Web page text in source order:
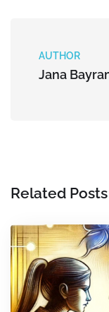
AUTHOR
Jana
Related Posts